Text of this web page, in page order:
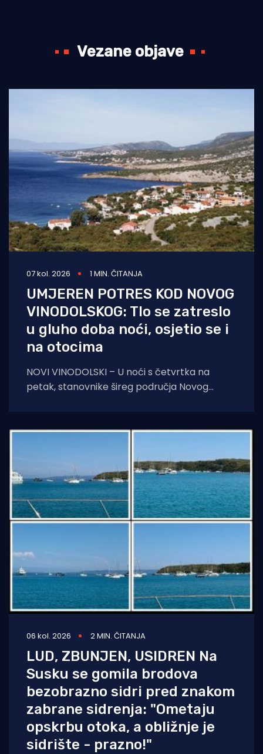
Vezane objave
07 kol. 2026 1 MIN. ČITANJA
UMJEREN POTRES KOD NOVOG
VINODOLSKOG: Tlo se zatreslo
u gluho doba noći, osjetio se i
na otocima
NOVI VINODOLSKI – U noći s četvrtka na
petak, stanovnike šireg područja Novog
06 kol. 2026 2 MIN. ČITANJA
LUD, ZBUNJEN, USIDREN Na
Susku se gomila brodova
bezobrazno sidri pred znakom
zabrane sidrenja: "Ometaju
opskrbu otoka, a obližnje je
sidrište - prazno!"